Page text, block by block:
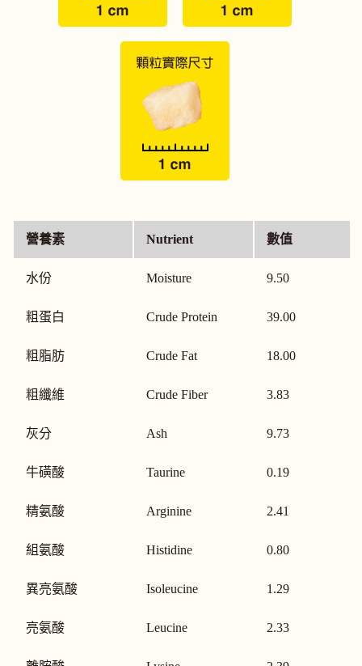
營養素 Nutrient 數值
水份 Moisture 9.50
粗蛋白 Crude Protein 39.00
粗脂肪 Crude Fat 18.00
粗纖維 Crude Fiber 3.83
灰分 Ash 9.73
牛磺酸 Taurine 0.19
精氨酸 Arginine 2.41
組氨酸 Histidine 0.80
異亮氨酸 Isoleucine 1.29
亮氨酸 Leucine 2.33